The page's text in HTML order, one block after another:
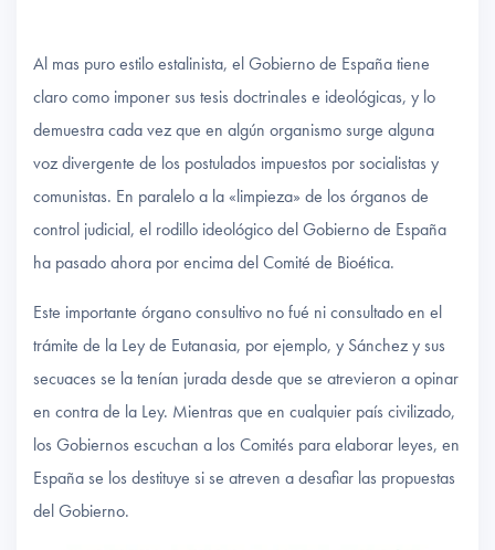
Al mas puro estilo estalinista, el Gobierno de España tiene
claro como imponer sus tesis doctrinales e ideológicas, y lo
demuestra cada vez que en algún organismo surge alguna
voz divergente de los postulados impuestos por socialistas y
comunistas. En paralelo a la «limpieza» de los órganos de
control judicial, el rodillo ideológico del Gobierno de España
ha pasado ahora por encima del Comité de Bioética.
Este importante órgano consultivo no fué ni consultado en el
trámite de la Ley de Eutanasia, por ejemplo, y Sánchez y sus
secuaces se la tenían jurada desde que se atrevieron a opinar
en contra de la Ley. Mientras que en cualquier país civilizado,
los Gobiernos escuchan a los Comités para elaborar leyes, en
España se los destituye si se atreven a desafiar las propuestas
del Gobierno.